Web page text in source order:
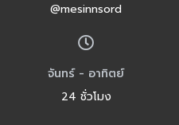
@mesinnsord
จันทร์ - อาทิตย์
24 ชั่วโมง